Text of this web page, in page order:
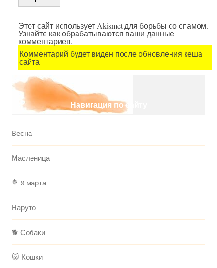
Этот сайт использует Akismet для борьбы со спамом.
Узнайте как обрабатываются ваши данные
комментариев.
Комментарий будет виден после обновления кеша
сайта
Навигация по сайту
Весна
Масленица
💐 8 марта
Наруто
🐕 Собаки
🐱 Кошки